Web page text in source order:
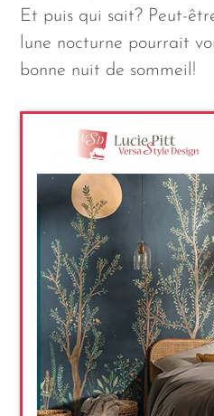
Et puis qui sait? Peut-
lune nocturne pourrait
bonne nuit de sommeil!